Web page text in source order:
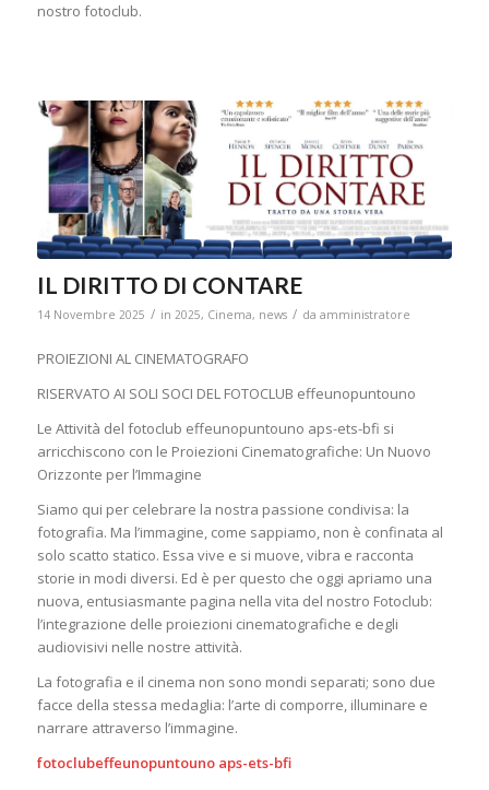
nostro fotoclub.
IL DIRITTO DI CONTARE
14 Novembre 2025 / in 2025, Cinema, news / da amministratore
PROIEZIONI AL CINEMATOGRAFO
RISERVATO AI SOLI SOCI DEL FOTOCLUB effeunopuntouno
Le Attività del fotoclub effeunopuntouno aps-ets-bfi si
arricchiscono con le Proiezioni Cinematografiche: Un Nuovo
Orizzonte per l’Immagine
Siamo qui per celebrare la nostra passione condivisa: la
fotografia. Ma l’immagine, come sappiamo, non è confinata al
solo scatto statico. Essa vive e si muove, vibra e racconta
storie in modi diversi. Ed è per questo che oggi apriamo una
nuova, entusiasmante pagina nella vita del nostro Fotoclub:
l’integrazione delle proiezioni cinematografiche e degli
audiovisivi nelle nostre attività.
La fotografia e il cinema non sono mondi separati; sono due
facce della stessa medaglia: l’arte di comporre, illuminare e
narrare attraverso l’immagine.
fotoclubeffeunopuntouno aps-ets-bfi